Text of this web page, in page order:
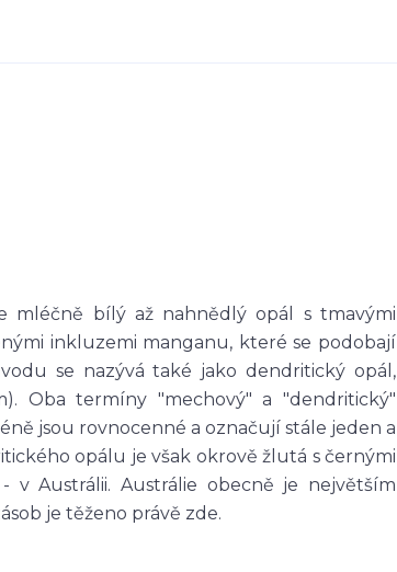
mléčně bílý až nahnědlý opál s tmavými
inkluzemi manganu, které se podobají
se nazývá také jako dendritický opál,
Oba termíny "mechový" a "dendritický"
jsou rovnocenné a označují stále jeden a
opálu je však okrově žlutá s černými
Austrálii. Austrálie obecně je největším
je těženo právě zde.